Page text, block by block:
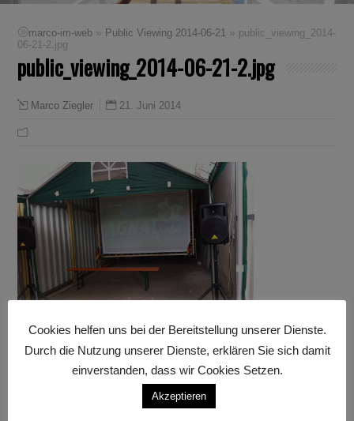
marco-im-web » Public Viewing 2014-06-21 » public_viewing_2014-
06-21-2.jpg
public_viewing_2014-06-21-2.jpg
Marco Ziegler 21. Juni 2014
Cookies helfen uns bei der Bereitstellung unserer Dienste.
Durch die Nutzung unserer Dienste, erklären Sie sich damit
einverstanden, dass wir Cookies Setzen.
Akzeptieren